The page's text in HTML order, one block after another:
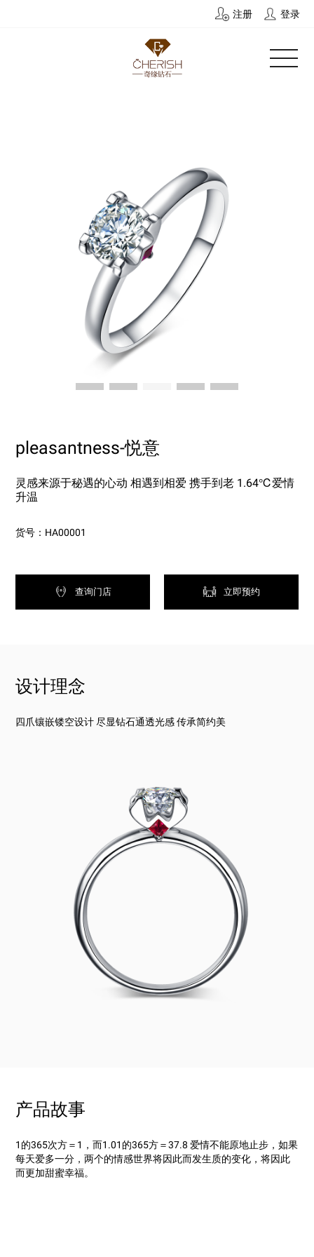
注册 登录
pleasantness-悦意
灵感来源于秘遇的心动 相遇到相爱 携手到老 1.64℃爱情
升温
货号：HA00001
查询门店 立即预约
设计理念
四爪镶嵌镂空设计 尽显钻石通透光感 传承简约美
产品故事
1的365次方＝1，而1.01的365方＝37.8 爱情不能原地止步，如果
每天爱多一分，两个的情感世界将因此而发生质的变化，将因此
而更加甜蜜幸福。